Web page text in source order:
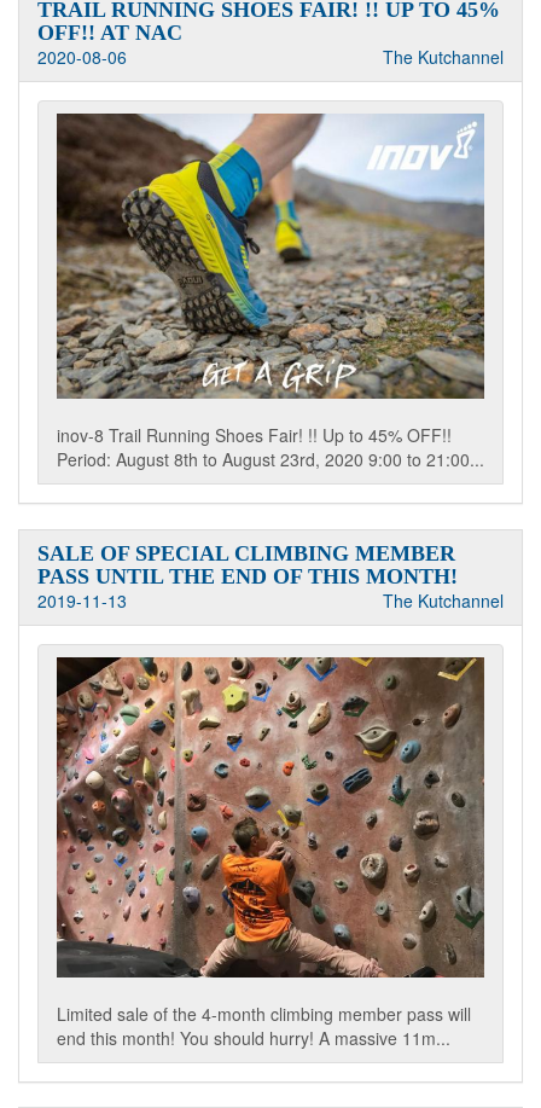
TRAIL RUNNING SHOES FAIR! !! UP TO 45%
OFF!! AT NAC
2020-08-06
The Kutchannel
inov-8 Trail Running Shoes Fair! !! Up to 45% OFF!!
Period: August 8th to August 23rd, 2020 9:00 to 21:00...
SALE OF SPECIAL CLIMBING MEMBER
PASS UNTIL THE END OF THIS MONTH!
2019-11-13
The Kutchannel
Limited sale of the 4-month climbing member pass will
end this month! You should hurry! A massive 11m...